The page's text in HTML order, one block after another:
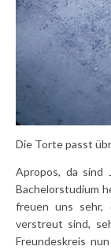
Die Torte passt
Apropos, da sind
Bachelorstudium
freuen uns sehr,
verstreut sind,
Freundeskreis